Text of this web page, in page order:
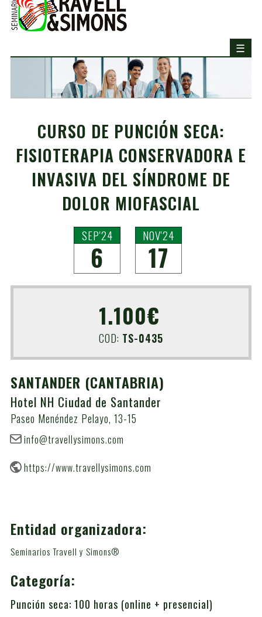
CURSO DE PUNCIÓN SECA:
FISIOTERAPIA CONSERVADORA E
INVASIVA DEL SÍNDROME DE
DOLOR MIOFASCIAL
SEP'24
6
NOV'24
17
1.100€
COD: TS-0435
SANTANDER (CANTABRIA)
Hotel NH Ciudad de Santander
Paseo Menéndez Pelayo, 13-15
info@travellysimons.com
https://www.travellysimons.com
Entidad organizadora:
Seminarios Travell y Simons®
Categoría:
Punción seca: 100 horas (online + presencial)